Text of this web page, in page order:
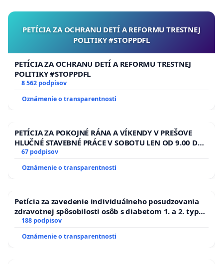
PETÍCIA ZA OCHRANU DETÍ A REFORMU TRESTNEJ
POLITIKY #STOPPDFL
PETÍCIA ZA OCHRANU DETÍ A REFORMU TRESTNEJ
POLITIKY #STOPPDFL
8 562 podpisov
Oznámenie o transparentnosti
PETÍCIA ZA POKOJNÉ RÁNA A VÍKENDY V PREŠOVE
HLUČNÉ STAVEBNÉ PRÁCE V SOBOTU LEN OD 9.00 DO
13.00 HOD., CEZ PRACOVNÝ TÝŽDEŇ CIEĽ 8.00 – 18.00
HOD. A PRAVIDELNÁ KONTROLA STAVBY C-AREA NA
ĎUMBIERSKEJ/MAGU
67 podpisov
Oznámenie o transparentnosti
Petícia za zavedenie individuálneho posudzovania
zdravotnej spôsobilosti osôb s diabetom 1. a 2. typu
pri prijímaní do Policajného zboru SR
188 podpisov
Oznámenie o transparentnosti